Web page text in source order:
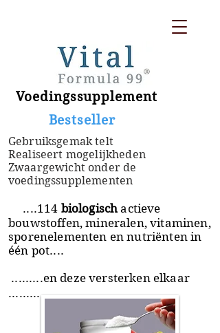
Voedingssupplement
​ Bestseller
Gebruiksgemak telt
Realiseert mogelijkheden
Zwaargewicht onder de
voedingssupplementen
....114 biologischactieve
bouwstoffen, mineralen, vitaminen,
sporenelementen en nutriënten in
één pot....
.........en deze versterken elkaar
.........